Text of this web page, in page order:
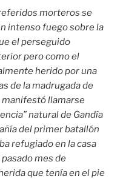
morteros se
intenso fuego sobre la
el perseguido
pero como el
herido por una
de la madrugada de
manifestó llamarse
natural de Gandía
del primer batallón
refugiado en la casa
mes de
que tenía en el pie